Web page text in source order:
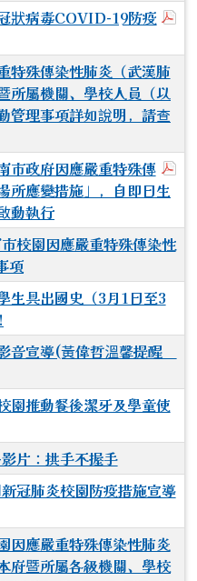
狀病毒COVID-19防疫
特殊傳染性肺炎（武漢肺
所屬機關、學校人員（以
管理事項詳如說明，請查
市政府因應嚴重特殊傳
所應變措施」，自即日生
動執行
校園因應嚴重特殊傳染性
項
生具出國史（3月1日至3
音宣導(黃偉哲溫馨提醒
園推動餐後潔牙及學童使
片：拱手不握手
冠肺炎校園防疫措施宣導
因應嚴重特殊傳染性肺炎
府暨所屬各級機關、學校